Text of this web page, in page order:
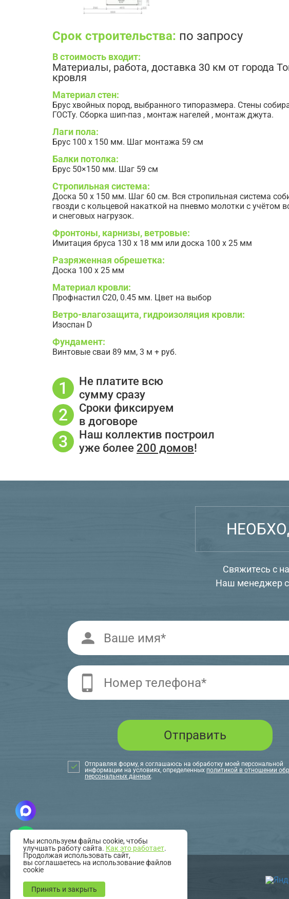
Срок строительства: по запросу
В стоимость входит:
Материалы, работа, доставка 30 км от города
кровля
Материал стен:
Брус хвойных пород, выбранного типоразмера. Стены
ГОСТу. Сборка шип-паз , монтаж нагелей , монтаж джута.
Лаги пола:
Брус 100 х 150 мм. Шаг монтажа 59 см
Балки потолка:
Брус 50×150 мм. Шаг 59 см
Стропильная система:
Доска 50 х 150 мм. Шаг 60 см. Вся стропильная система
гвозди с кольцевой накаткой на пневмо молотки с учётом
и снеговых нагрузок.
Фронтоны, карнизы, ветровые:
Имитация бруса 130 х 18 мм или доска 100 х 25 мм
Разряженная обрешетка:
Доска 100 х 25 мм
Материал кровли:
Профнастил С20, 0.45 мм. Цвет на выбор
Ветро-влагозащита, гидроизоляция кровли:
Изоспан D
Фундамент:
Винтовые сваи 89 мм, 3 м + руб.
Не платите всю
сумму сразу
Сроки фиксируем
в договоре
Наш коллектив построил
уже более 200 домов!
Свяжитесь с
Наш менеджер с
Отправляя форму, я соглашаюсь на обработку моей персональной
информации на условиях, определенных политикой в отношении
персональных данных.
Мы используем файлы cookie, чтобы
улучшать работу сайта. Как это работает.
Продолжая использовать сайт,
вы соглашаетесь на использование файлов
cookie
Принять и закрыть